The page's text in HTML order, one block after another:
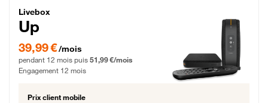
Livebox Up Fibre
Livebox
Up
39,99 € par mois pendant 12 mois puis 51,99 € par mois, Engagement 12 mois
39,99 €/mois
pendant 12 mois puis 51,99 €/mois
Engagement 12 mois
Prix client mobile